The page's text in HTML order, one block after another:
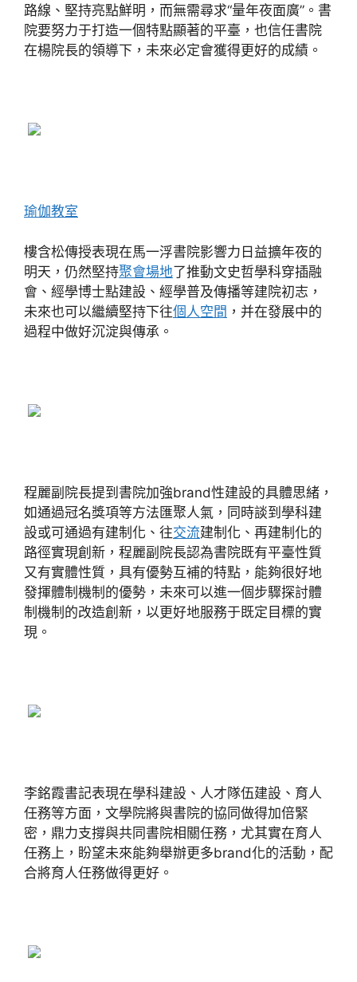
路線、堅持亮點鮮明，而無需尋求“量年夜面廣”。書
院要努力于打造一個特點顯著的平臺，也信任書院
在楊院長的領導下，未來必定會獲得更好的成績。
瑜伽教室
樓含松傳授表現在馬一浮書院影響力日益擴年夜的
明天，仍然堅持聚會場地了推動文史哲學科穿插融
會、經學博士點建設、經學普及傳播等建院初志，
未來也可以繼續堅持下往個人空間 ，并在發展中的
過程中做好沉淀與傳承。
程麗副院長提到書院加強brand性建設的具體思緒，
如通過冠名獎項等方法匯聚人氣，同時談到學科建
設或可通過有建制化、往交流建制化、再建制化的
路徑實現創新，程麗副院長認為書院既有平臺性質
又有實體性質，具有優勢互補的特點，能夠很好地
發揮體制機制的優勢，未來可以進一個步驟探討體
制機制的改造創新，以更好地服務于既定目標的實
現。
李銘霞書記表現在學科建設、人才隊伍建設、育人
任務等方面，文學院將與書院的協同做得加倍緊
密，鼎力支撐與共同書院相關任務，尤其實在育人
任務上，盼望未來能夠舉辦更多brand化的活動，配
合將育人任務做得更好。